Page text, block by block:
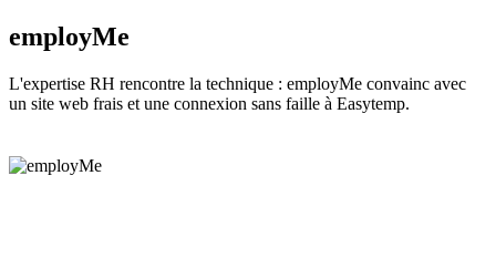
employMe
L'expertise RH rencontre la technique : employMe convainc avec
un site web frais et une connexion sans faille à Easytemp.